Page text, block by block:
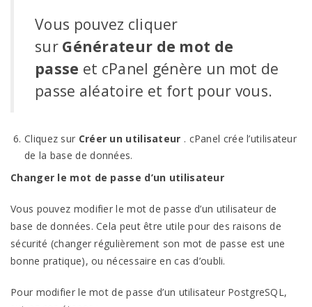
Vous pouvez cliquer
sur Générateur de mot de
passe et cPanel génère un mot de
passe aléatoire et fort pour vous.
Cliquez sur Créer un utilisateur . cPanel crée l’utilisateur
de la base de données.
Changer le mot de passe d’un utilisateur
Vous pouvez modifier le mot de passe d’un utilisateur de
base de données. Cela peut être utile pour des raisons de
sécurité (changer régulièrement son mot de passe est une
bonne pratique), ou nécessaire en cas d’oubli.
Pour modifier le mot de passe d’un utilisateur PostgreSQL,